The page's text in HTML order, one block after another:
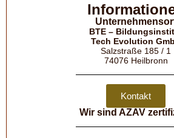
BTE –
Tech Evolution
Salzstraße 185 / 1
74076 Heilbronn
Kontakt
Wir sind AZAV